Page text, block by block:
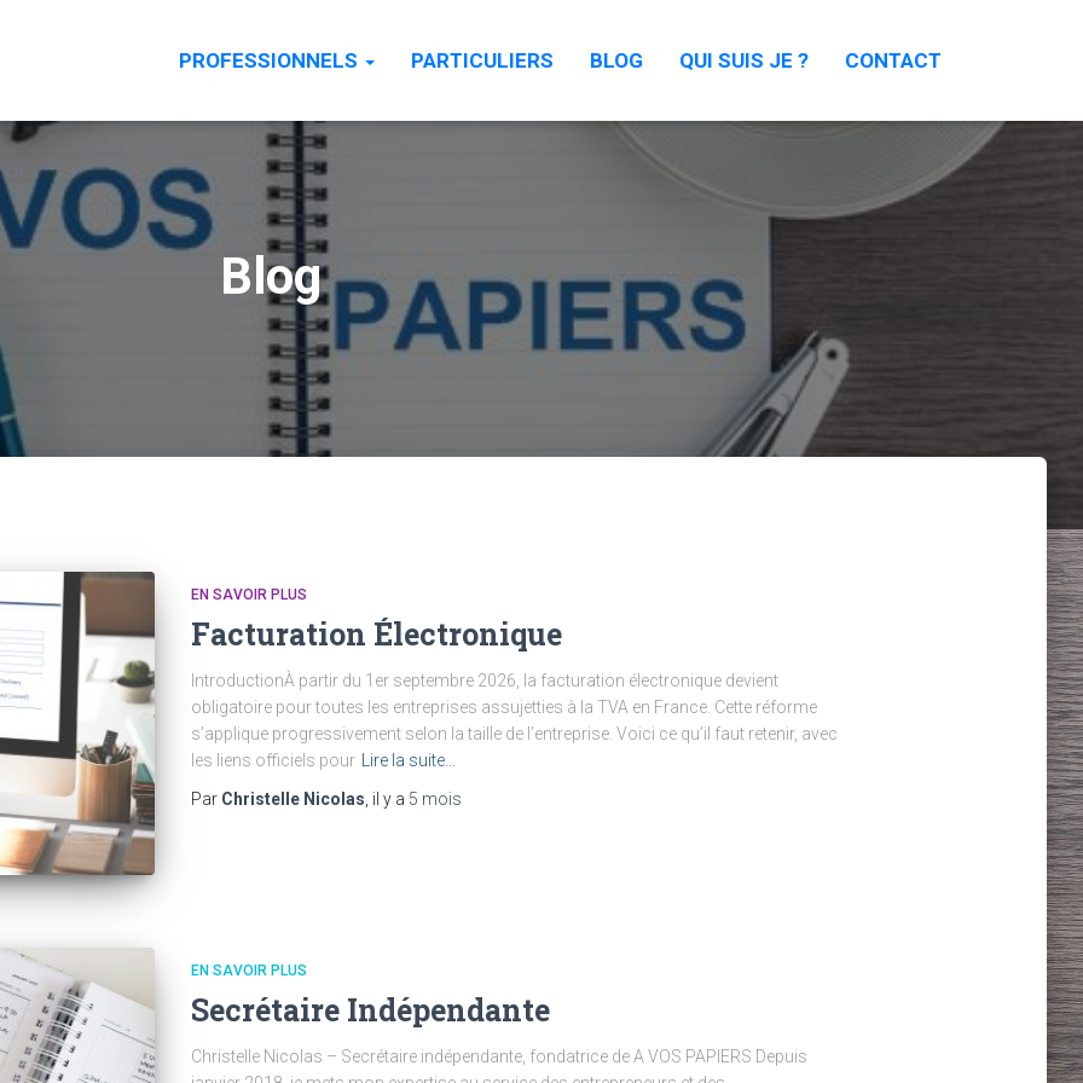
PROFESSIONNELS PARTICULIERS BLOG QUI SUIS JE ? CONTACT
Blog
EN SAVOIR PLUS
Facturation Électronique
IntroductionÀ partir du 1er septembre 2026, la facturation électronique devient
obligatoire pour toutes les entreprises assujetties à la TVA en France. Cette réforme
s’applique progressivement selon la taille de l’entreprise. Voici ce qu’il faut retenir, avec
les liens officiels pour
Lire la suite…
Par Christelle Nicolas , il y a 5 mois
EN SAVOIR PLUS
Secrétaire Indépendante
Christelle Nicolas – Secrétaire indépendante, fondatrice de A VOS PAPIERS Depuis